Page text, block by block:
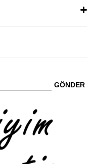
GÖNDER